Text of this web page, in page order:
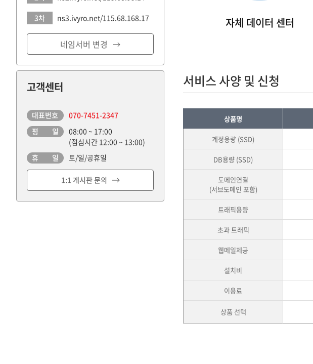
3차 ns3.ivyro.net/115.68.168.17
네임서버 변경
고객센터
대표번호
070-7451-2347
평 일
08:00 ~ 17:00
(점심시간 12:00 ~ 13:00)
휴 일
토/일/공휴일
1:1 게시판 문의
자체 데이터 센터
서비스 사양 및 신청
상품명
계정용량 (SSD)
DB용량 (SSD)
도메인연결
(서브도메인 포함)
트래픽용량
초과 트래픽
웹메일제공
설치비
이용료
상품 선택